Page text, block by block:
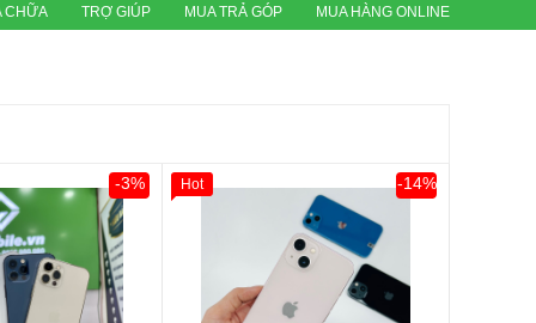
CHỮA TRỢ GIÚP MUA TRẢ GÓP MUA HÀNG ONLINE
Khách Hàng
-3%
Giảm 100.000đ
Khách Hàng
Tặng
-14%
Hot